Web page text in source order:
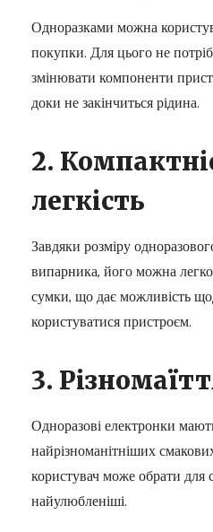
Одноразками можна
покупки. Для цього не
змінювати компоненти
доки не закінчиться рідина.
2.
легкість
Завдяки розміру
випарника, його можна
сумки, що дає можливість
користуватися пристроєм.
3.
Одноразові електронки
найрізноманітніших
користувач може обрати для
найулюбленіші.